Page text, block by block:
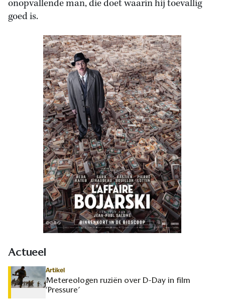
onopvallende man, die doet waarin hij toevallig
goed is.
Actueel
Artikel
Metereologen ruziën over D-Day in film
‘Pressure’